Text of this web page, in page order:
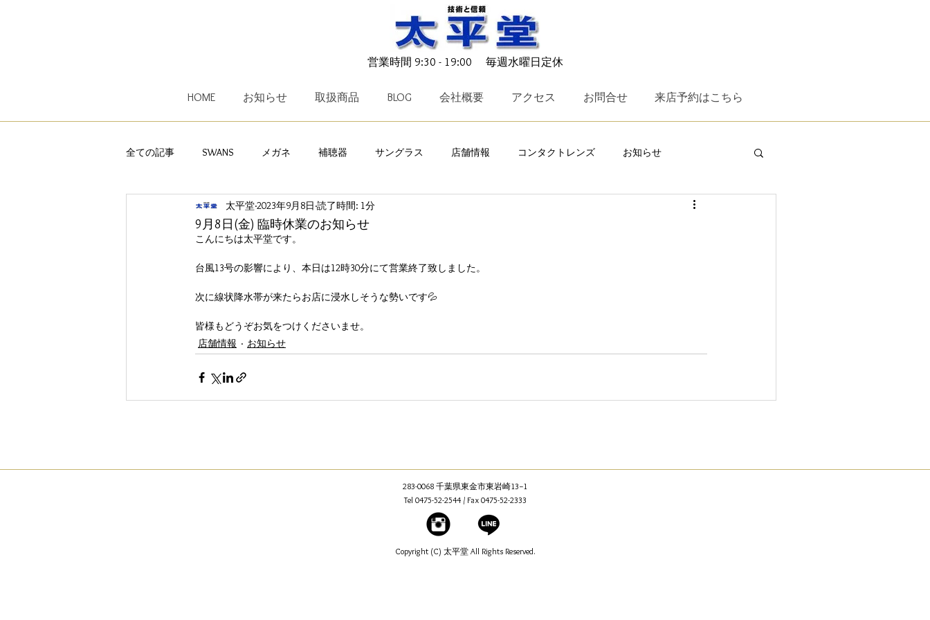
営業時間 9:30 - 19:00 毎週水曜日定休
HOME お知らせ 取扱商品 BLOG 会社概要 アクセス お問合せ 来店予約はこちら
全ての記事 SWANS メガネ 補聴器 サングラス 店舗情報 コンタクトレンズ お知らせ
子供用メガネ レンズ オークリー TALEX
Ｅｙｅｖｏｌ 遠近両用メガネ OTO charmant Z レイバン
9月8日(金) 臨時休業のお知らせ
太平堂2023年9月8日 読了時間: 1分
こんにちは太平堂です。
台風13号の影響により、本日は12時30分にて営業終了致しました。
次に線状降水帯が来たらお店に浸水しそうな勢いです💦
皆様もどうぞお気をつけくださいませ。
店舗情報
お知らせ
283-0068 千葉県東金市東岩崎13−1
Tel 0475-52-2544 / Fax 0475-52-2333
Copyright (C) 太平堂 All Rights Reserved.